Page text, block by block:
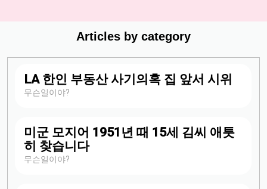
Articles by category
LA 한인 부동산 사기의혹 집 앞서 시위
무슨일이야?
미군 모지어 1951년 때 15세 김씨 애틋
히 찾습니다
무슨일이야?